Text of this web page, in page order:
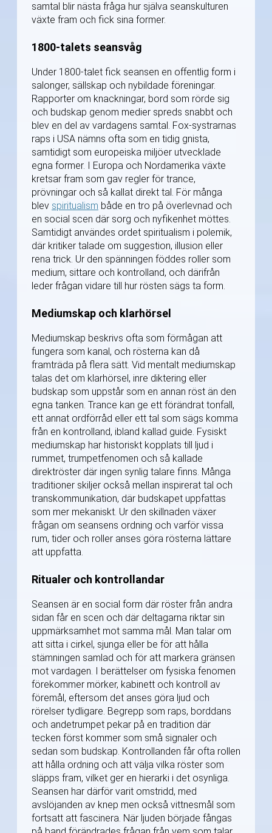
samtal blir nästa fråga hur själva seanskulturen
växte fram och fick sina former.
1800-talets seansvåg
Under 1800-talet fick seansen en offentlig form i
salonger, sällskap och nybildade föreningar.
Rapporter om knackningar, bord som rörde sig
och budskap genom medier spreds snabbt och
blev en del av vardagens samtal. Fox-systrarnas
raps i USA nämns ofta som en tidig gnista,
samtidigt som europeiska miljöer utvecklade
egna former. I Europa och Nordamerika växte
kretsar fram som gav regler för trance,
prövningar och så kallat direkt tal. För många
blev spiritualism både en tro på överlevnad och
en social scen där sorg och nyfikenhet möttes.
Samtidigt användes ordet spiritualism i polemik,
där kritiker talade om suggestion, illusion eller
rena trick. Ur den spänningen föddes roller som
medium, sittare och kontrolland, och därifrån
leder frågan vidare till hur rösten sägs ta form.
Mediumskap och klarhörsel
Mediumskap beskrivs ofta som förmågan att
fungera som kanal, och rösterna kan då
framträda på flera sätt. Vid mentalt mediumskap
talas det om klarhörsel, inre diktering eller
budskap som uppstår som en annan röst än den
egna tanken. Trance kan ge ett förändrat tonfall,
ett annat ordförråd eller ett tal som sägs komma
från en kontrolland, ibland kallad guide. Fysiskt
mediumskap har historiskt kopplats till ljud i
rummet, trumpetfenomen och så kallade
direktröster där ingen synlig talare finns. Många
traditioner skiljer också mellan inspirerat tal och
transkommunikation, där budskapet uppfattas
som mer mekaniskt. Ur den skillnaden växer
frågan om seansens ordning och varför vissa
rum, tider och roller anses göra rösterna lättare
att uppfatta.
Ritualer och kontrollandar
Seansen är en social form där röster från andra
sidan får en scen och där deltagarna riktar sin
uppmärksamhet mot samma mål. Man talar om
att sitta i cirkel, sjunga eller be för att hålla
stämningen samlad och för att markera gränsen
mot vardagen. I berättelser om fysiska fenomen
förekommer mörker, kabinett och kontroll av
föremål, eftersom det anses göra ljud och
rörelser tydligare. Begrepp som raps, borddans
och andetrumpet pekar på en tradition där
tecken först kommer som små signaler och
sedan som budskap. Kontrollanden får ofta rollen
att hålla ordning och att välja vilka röster som
släpps fram, vilket ger en hierarki i det osynliga.
Seansen har därför varit omstridd, med
avslöjanden av knep men också vittnesmål som
fortsatt att fascinera. När ljuden började fångas